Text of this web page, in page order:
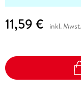
11,59 € inkl. Mwst.